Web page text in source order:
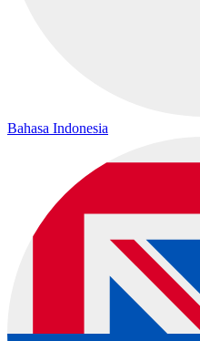
Bahasa Indonesia